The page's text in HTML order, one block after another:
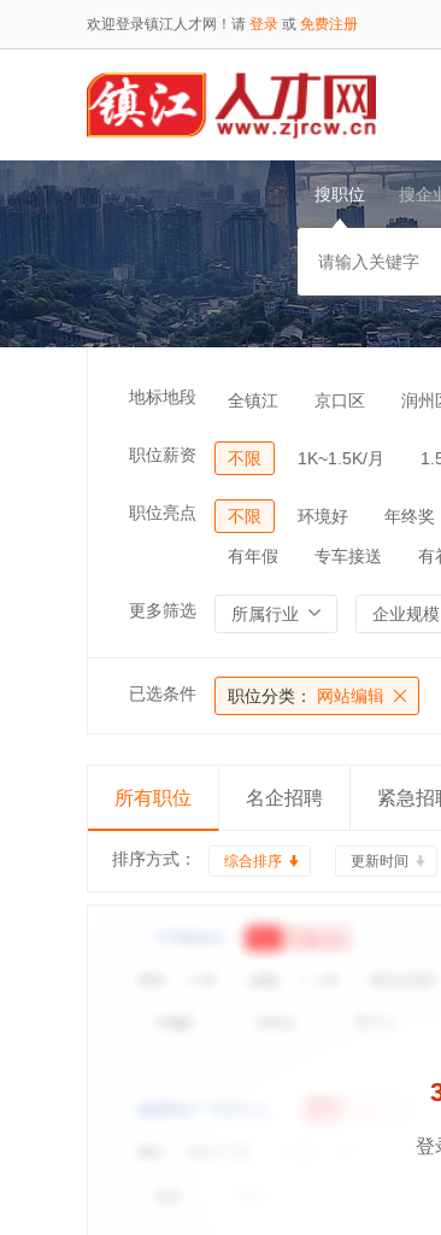
欢迎登录镇江人才网！请 登录 或 免费注册
搜职位 搜企
地标地段 全镇江 京口区 润州
职位薪资 不限 1K~1.5K/月
职位亮点 不限 环境好 年终奖
有年假 专车接送 有
更多筛选 所属行业 企业规模
已选条件 职位分类： 网站编辑
所有职位 名企招聘 紧急招
排序方式： 综合排序 更新时间
登